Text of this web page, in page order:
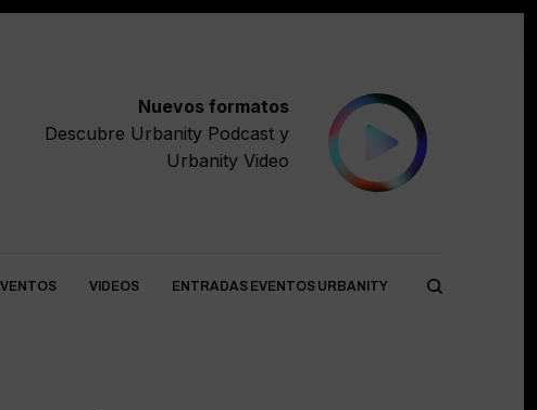
Nuevos formatos
Descubre Urbanity Podcasty
Urbanity Video
VIDEOS ENTRADAS EVENTOS URBANITY